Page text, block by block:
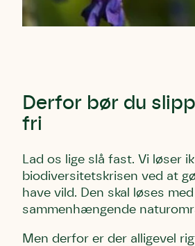
Derfor bør du
fri
Lad os lige slå fast. Vi løser
biodiversitetskrisen ved at
have vild. Den skal løses
sammenhængende
Men derfor er der alligevel